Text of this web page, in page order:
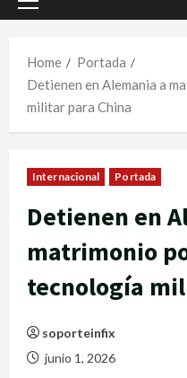
Primary
Home
Portada
Detienen en Alemania a
militar para China
Internacional Portada
Detienen en
matrimonio
tecnología
soporteinfix
junio 1, 2026